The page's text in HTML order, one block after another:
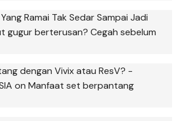
Ramai Tak Sedar Sampai Jadi
gugur berterusan? Cegah sebelum
dengan Vivix atau ResV? -
onManfaat set berpantang